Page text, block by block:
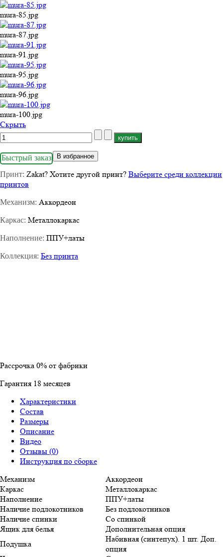
mura-85.jpg
mura-87.jpg
mura-91.jpg
mura-95.jpg
mura-96.jpg
mura-100.jpg
Cкрыть
Быстрый заказ В избранное
Принт: Zakat? Хотите другой принт? Выберите среди коллекции
принтов
Механизм: Аккордеон
Каркас: Металлокаркас
Наполнение: ППУ+латы
Коллекция: Без принта
Рассрочка 0% от фабрики
Гарантия 18 месяцев
Характеристики
Состав
Размеры
Описание
Видео
Отзывы (0)
Инструкция по сборке
Механизм
Аккордеон
Каркас
Металлокаркас
Наполнение
ППУ+латы
Наличие подлокотников
Без подлокотников
Наличие спинки
Со спинкой
Ящик для белья
Дополнительная опция
Подушка
Набивная (синтепух). 1 шт. Доп.
опция